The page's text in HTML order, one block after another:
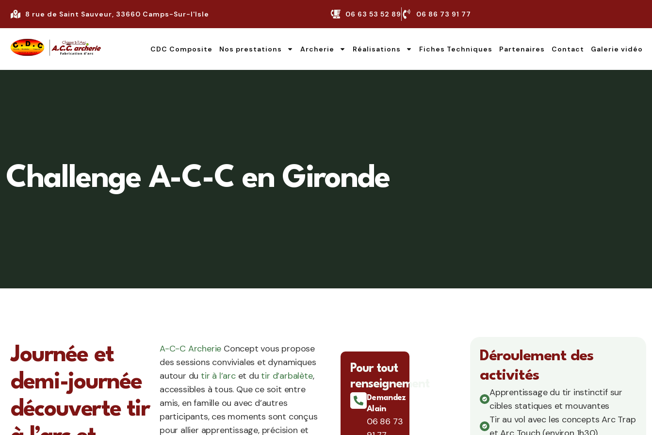
8 rue de Saint Sauveur, 33660 Camps-Sur-l'Isle 06 63 53 52 89 06 86 73 91 77
CDC Composite Nos prestations Archerie Réalisations Fiches Techniques Partenaires Contact Galerie vidéo
Challenge A-C-C en Gironde
Journée et
demi-journée
découverte tir
A-C-C Archerie Concept vous propose
des sessions conviviales et dynamiques
autour du tir à l’arcet du tir d’arbalète,
accessibles à tous. Que ce soit entre
amis, en famille ou avec d’autres
participants, ces moments sont conçus
pour allier apprentissage, précision et
Pour tout
renseignement
Demandez
Alain
06 86 73
Déroulement des
activités
Apprentissage du tir instinctif sur
cibles statiques et mouvantes
Tir au vol avec les concepts Arc Trap